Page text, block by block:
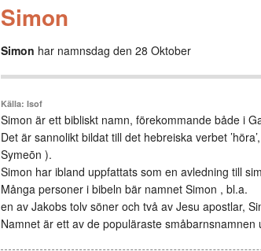
Simon
Simon har namnsdag den 28 Oktober
Källa: Isof
Simon är ett bibliskt namn, förekommande både i
Det är sannolikt bildat till det hebreiska verbet
Symeōn ).
Simon har ibland uppfattats som en avledning till
Många personer i bibeln bär namnet Simon , bl.a.
en av Jakobs tolv söner och två av Jesu apostlar,
Namnet är ett av de populäraste småbarnsnamnen